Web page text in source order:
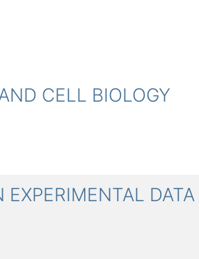
CELL BIOLOGY
DATA